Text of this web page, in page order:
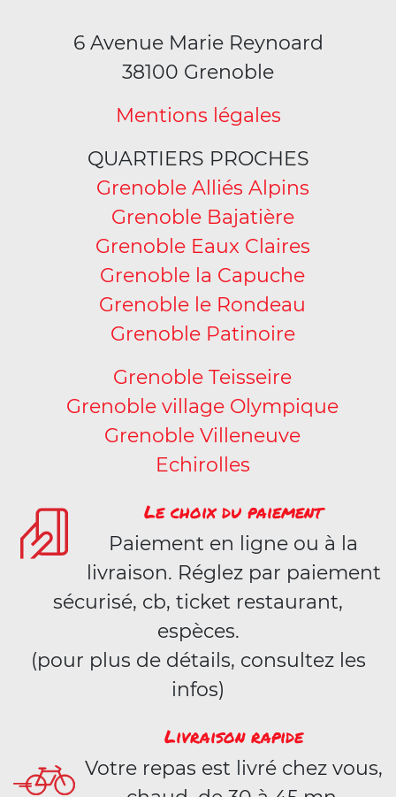
6 Avenue Marie Reynoard
38100 Grenoble
Mentions légales
QUARTIERS PROCHES
Grenoble Alliés Alpins
Grenoble Bajatière
Grenoble Eaux Claires
Grenoble la Capuche
Grenoble le Rondeau
Grenoble Patinoire
Grenoble Teisseire
Grenoble village Olympique
Grenoble Villeneuve
Echirolles
Le choix du paiement
Paiement en ligne ou à la
livraison. Réglez par paiement
sécurisé, cb, ticket restaurant,
espèces.
(pour plus de détails, consultez les
infos)
Livraison rapide
Votre repas est livré chez vous,